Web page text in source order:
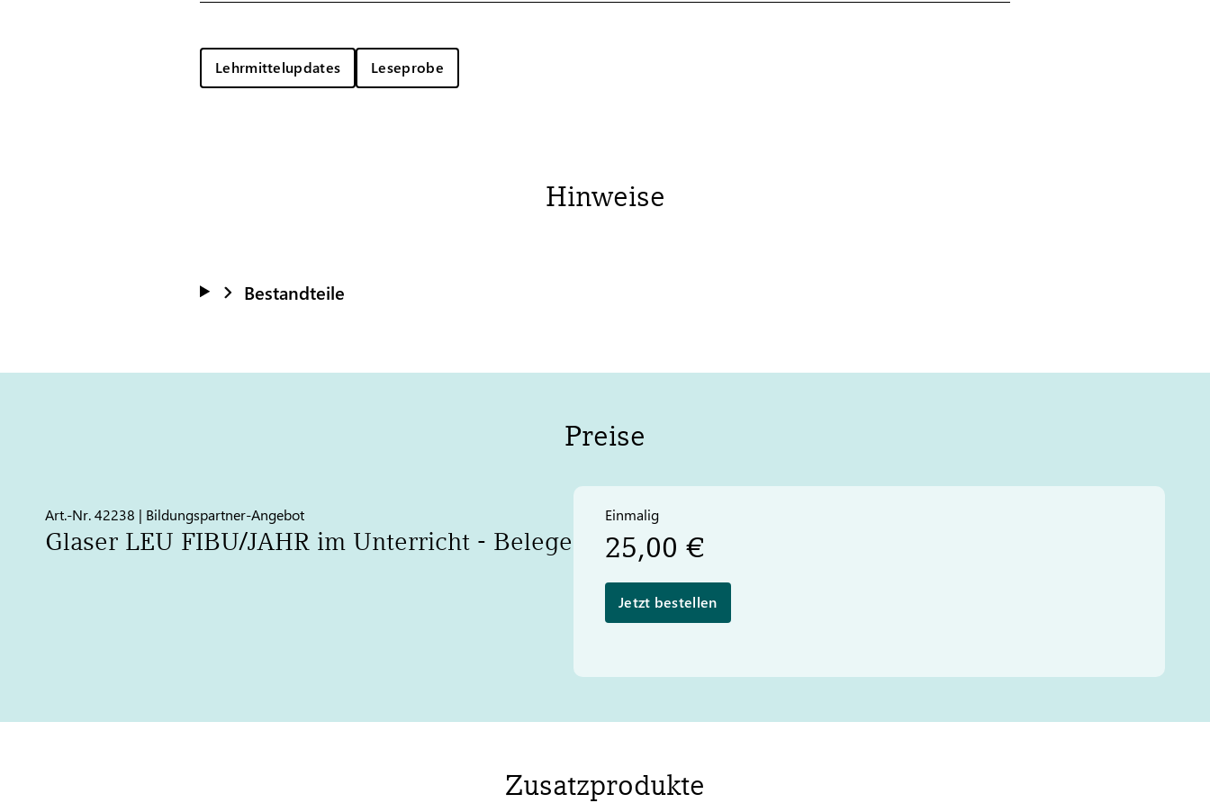
Lehrmittelupdates Leseprobe
Hinweise
Bestandteile
Preise
Art.-Nr. 42238 | Bildungspartner-Angebot
Glaser LEU FIBU/JAHR im Unterricht - Belege
Einmalig
25,00 €
Jetzt bestellen
Zusatzprodukte